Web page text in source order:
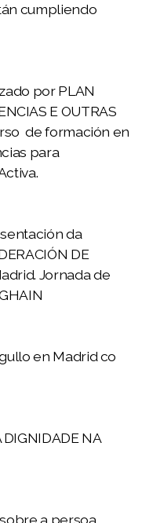
cumpliendo
por PLAN
E OUTRAS
de formación en
para
da
DE
Jornada de
en Madrid co
NA
a persoa
CURATELA